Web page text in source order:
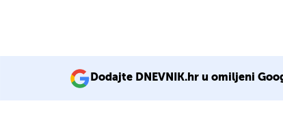
Dodajte DNEVNIK.hr u omiljeni